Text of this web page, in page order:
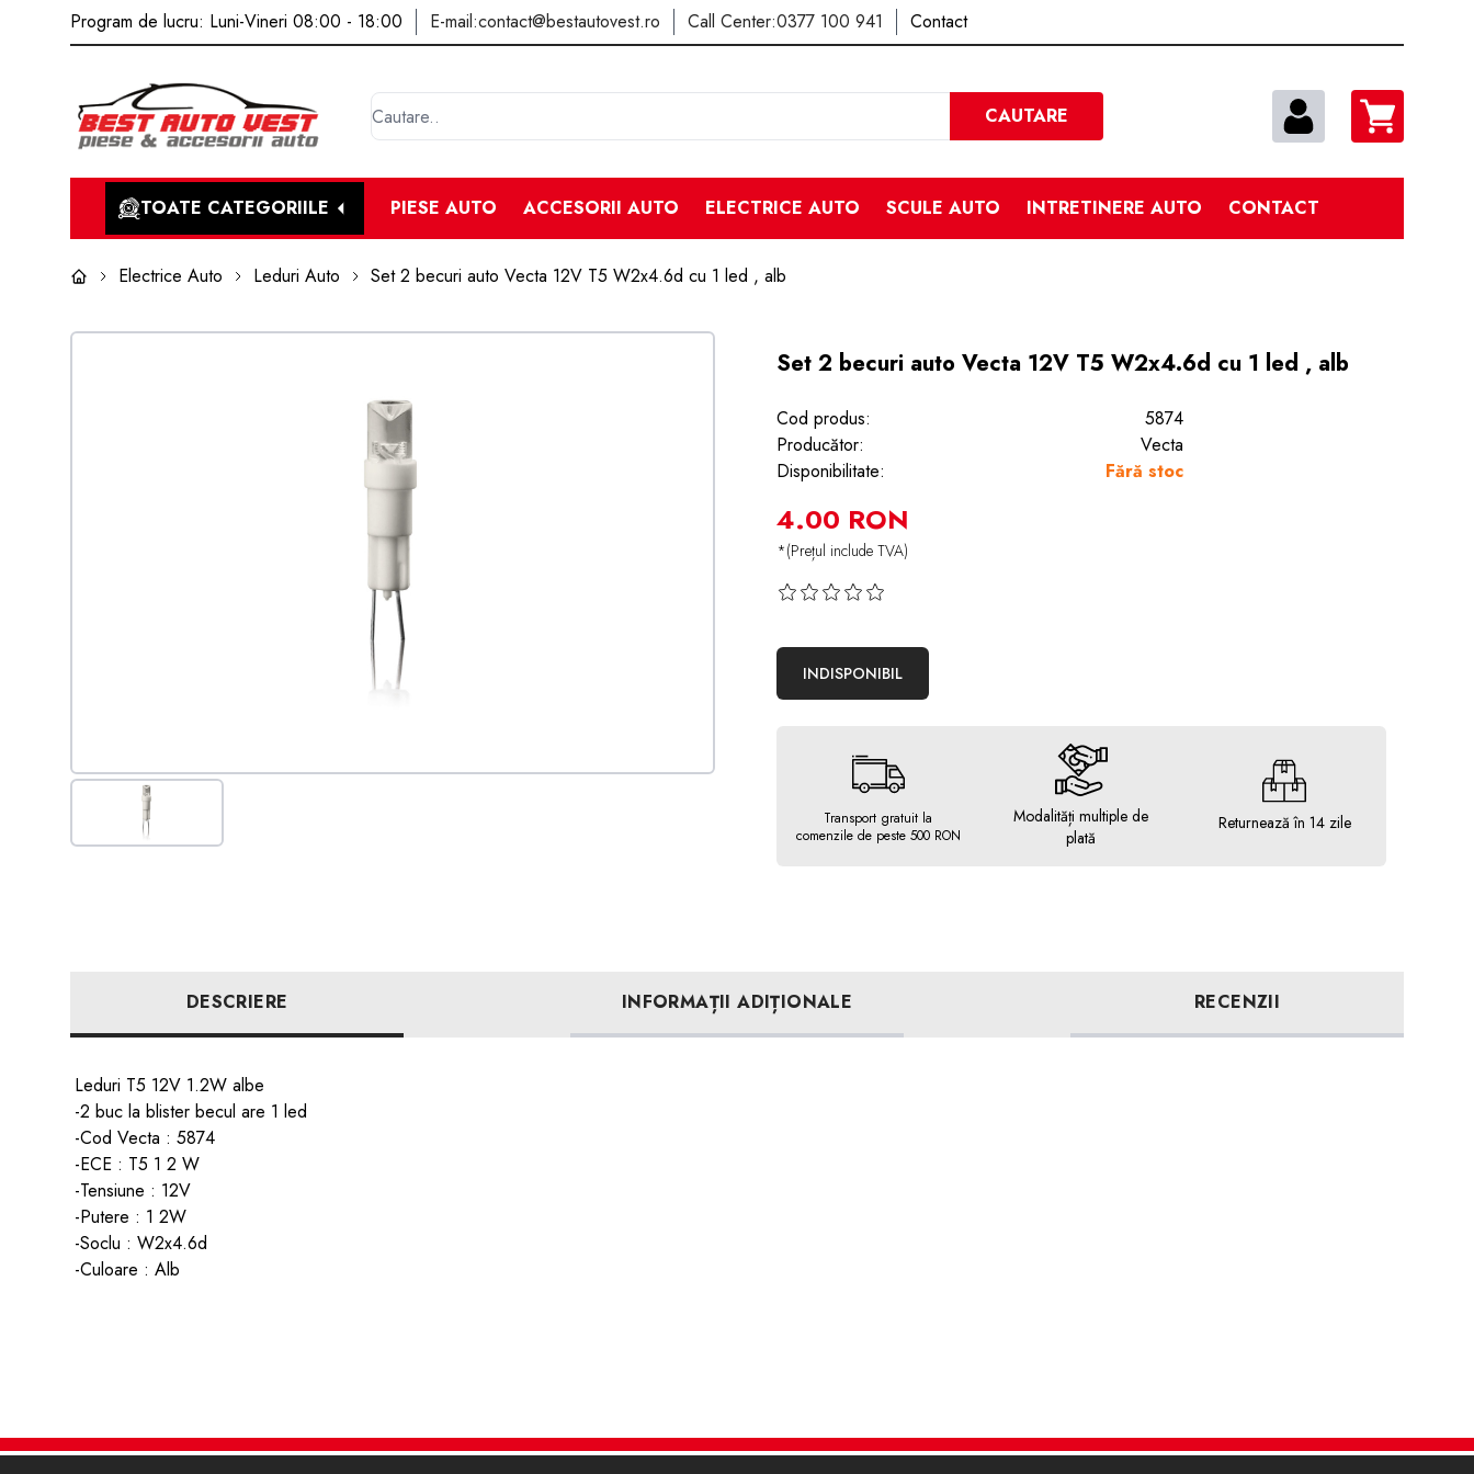
Program de lucru: Luni-Vineri 08:00 - 18:00 E-mail:contact@bestautovest.ro Call Center:0377 100 941 Contact
Cautare
CAUTARE
TOATE CATEGORIILE PIESE AUTO ACCESORII AUTO ELECTRICE AUTO SCULE AUTO INTRETINERE AUTO CONTACT
Electrice Auto Leduri Auto Set 2 becuri auto Vecta 12V T5 W2x4.6d cu 1 led , alb
Set 2 becuri auto Vecta 12V T5 W2x4.6d cu 1 led , alb
Cod produs:
5874
Producător:
Vecta
Disponibilitate:
Fără stoc
4.00 RON
*(Prețul include TVA)
INDISPONIBIL
Transport gratuit la
comenzile de peste 500 RON
Modalități multiple de
plată
Returnează în 14 zile
DESCRIERE INFORMAȚII ADIȚIONALE RECENZII
Leduri T5 12V 1.2W albe
-2 buc la blister becul are 1 led
-Cod Vecta : 5874
-ECE : T5 1 2 W
-Tensiune : 12V
-Putere : 1 2W
-Soclu : W2x4.6d
-Culoare : Alb